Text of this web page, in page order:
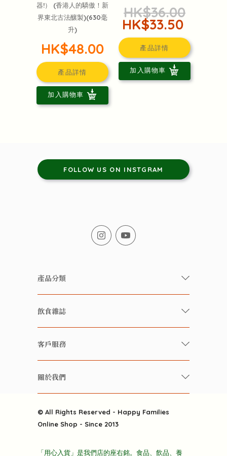
器!） (香港人的驕傲！新
界東北古法釀製)(630毫
升)
HK$48.00
產品詳情
加入購物車
HK$36.00
HK$33.50
產品詳情
加入購物車
FOLLOW US ON INSTGRAM
產品分類
有機/無農藥新鮮蔬果
有機 / 無添加飲品
養生保健好東西
酒類
雜貨部
折上折大特價
飲食雜誌
快樂家庭 飲食雜誌
雲南搜食記
粒粒皆辛苦
快樂電視台
客戶服務
常見問題
關於我們
送貨
© All Rights Reserved - Happy Families
Online Shop - Since 2013
「用心入貨」是我們店的座右銘。食品、飲品、養